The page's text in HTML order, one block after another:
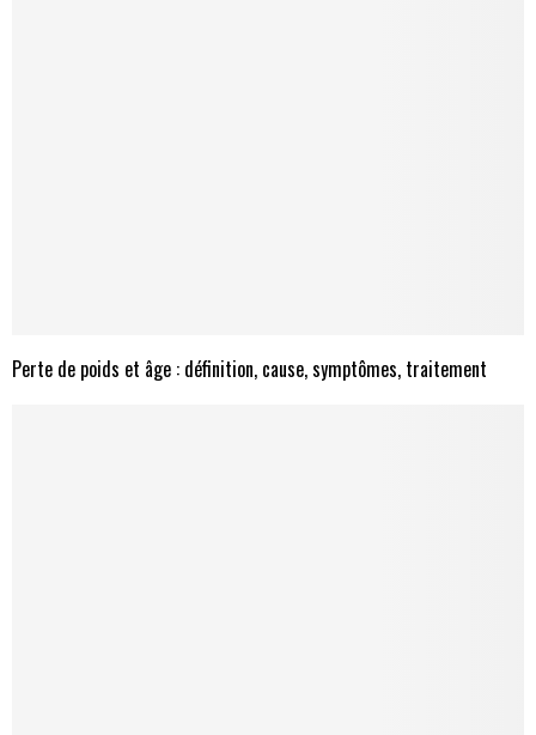
Perte de poids et âge : définition, cause, symptômes, traitement